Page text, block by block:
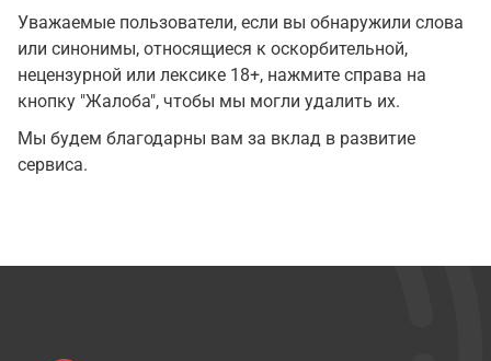
Уважаемые пользователи, если вы обнаружили слова
или синонимы, относящиеся к оскорбительной,
нецензурной или лексике 18+, нажмите справа на
кнопку "Жалоба", чтобы мы могли удалить их.
Мы будем благодарны вам за вклад в развитие
сервиса.